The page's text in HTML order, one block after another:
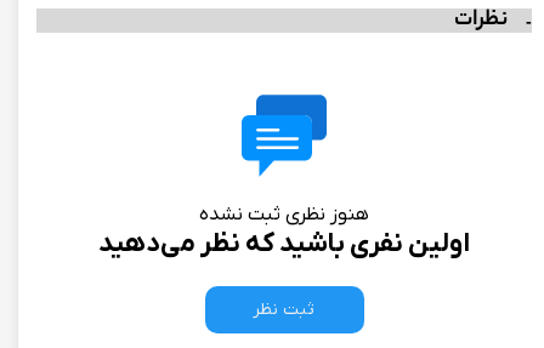
نظرات
هنوز نظری ثبت نشده
اولین نفری باشید که نظر می‌دهید
ثبت نظر